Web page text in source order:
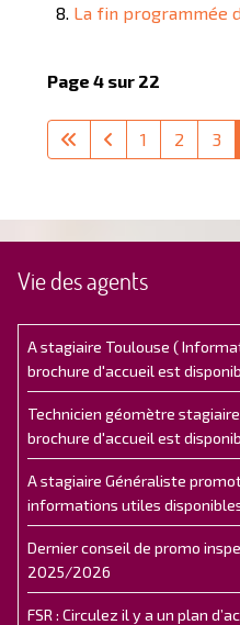
La fin programmée
Page 4 sur 22
1 2 3
Vie des agents
A stagiaire Toulouse (
brochure d'accueil est
Technicien géomètre
brochure d'accueil est
A stagiaire Généraliste
informations utiles
Dernier conseil de promo
2025/2026
FSR : Circulez il y a un plan